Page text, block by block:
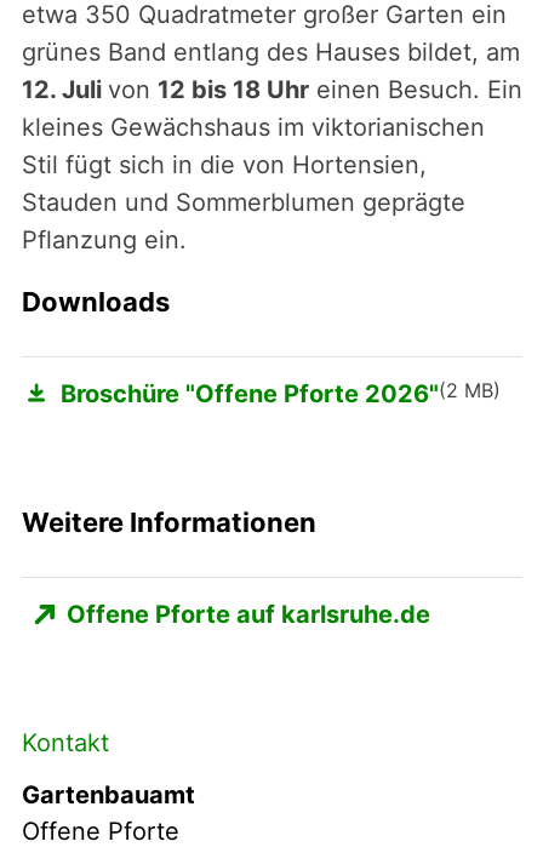
etwa 350 Quadratmeter großer Garten ein
grünes Band entlang des Hauses bildet, am
12. Juli von 12 bis 18 Uhreinen Besuch. Ein
kleines Gewächshaus im viktorianischen
Stil fügt sich in die von Hortensien,
Stauden und Sommerblumen geprägte
Pflanzung ein.
Downloads
Broschüre "Offene Pforte 2026"(2 MB)
Weitere Informationen
Offene Pforte auf karlsruhe.de
Kontakt
Gartenbauamt
Offene Pforte